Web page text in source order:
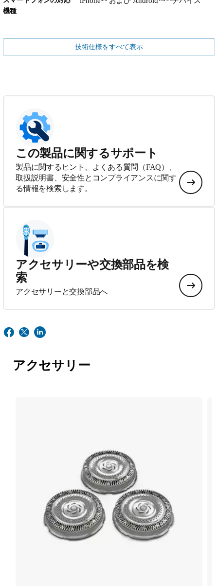
機種
技術仕様をすべて表示
この製品に関するサポート
製品に関するヒント、よくある質問（FAQ）、
取扱説明書、安全性とコンプライアンスに関す
る情報を検索します。
アクセサリーや交換部品を検
索
アクセサリーと交換部品へ
アクセサリー